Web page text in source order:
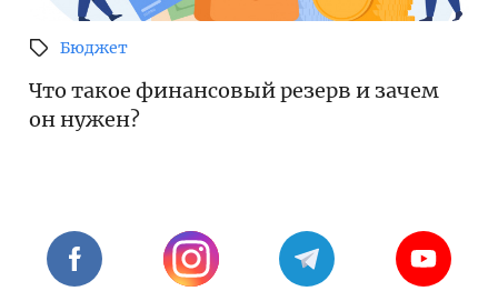
Бюджет
Что такое финансовый резерв и зачем
он нужен?